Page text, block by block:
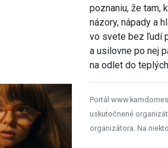
poznaniu, že tam,
názory, nápady a
vo svete bez ľudí
a usilovne po nej
na odlet do
Portál
uskutočnené
organizátora. Na